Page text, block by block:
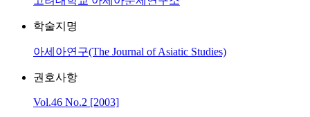
학술지명
아세아연구(The Journal of Asiatic Studies)
권호사항
Vol.46 No.2 [2003]